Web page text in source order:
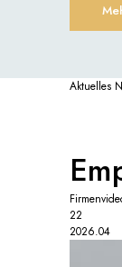
Aktuelles
22
2026.04